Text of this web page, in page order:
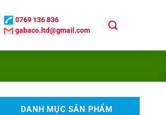
gabaco.ltd@gmail.com
0769 136 836
DANH MỤC SẢN PHẨM